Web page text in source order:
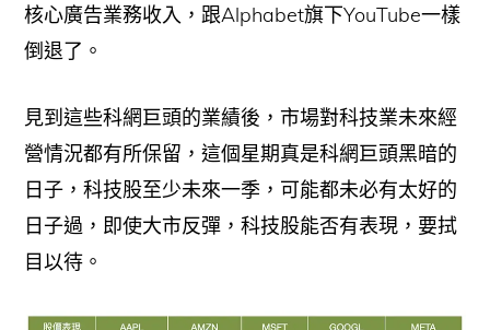
核心廣告業務收入，跟Alphabet旗下YouTube一樣
倒退了。
見到這些科網巨頭的業績後，市場對科技業未來經
營情況都有所保留，這個星期真是科網巨頭黑暗的
日子，科技股至少未來一季，可能都未必有太好的
日子過，即使大市反彈，科技股能否有表現，要拭
目以待。